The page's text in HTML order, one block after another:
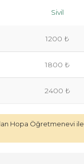
Sivil
1200 ₺
1800 ₺
2400 ₺
Hopa Öğretmenevi ile